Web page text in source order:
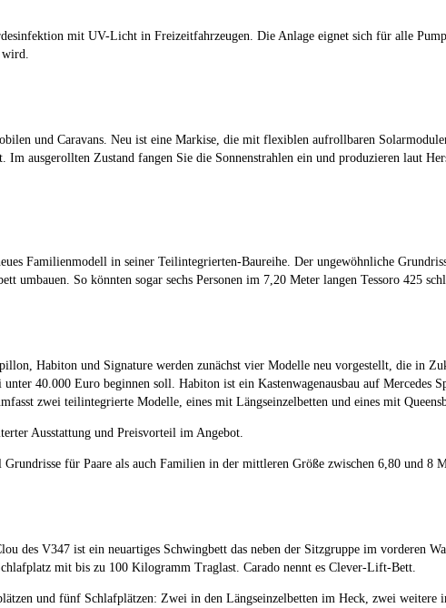
mit UV-Licht in Freizeitfahrzeugen. Die Anlage eignet sich für alle
und Caravans. Neu ist eine Markise, die mit flexiblen aufrollbaren
ausgerollten Zustand fangen Sie die Sonnenstrahlen ein und produzieren laut
Familienmodell in seiner Teilintegrierten-Baureihe. Der ungewöhnliche
So könnten sogar sechs Personen im 7,20 Meter langen Tessoro 425
Habiton und Signature werden zunächst vier Modelle neu vorgestellt, die in
40.000 Euro beginnen soll. Habiton ist ein Kastenwagenausbau auf Mercedes
zwei teilintegrierte Modelle, eines mit Längseinzelbetten und eines mit
Ausstattung und Preisvorteil im Angebot.
für Paare als auch Familien in der mittleren Größe zwischen 6,80 und 8
des V347 ist ein neuartiges Schwingbett das neben der Sitzgruppe im vorderen
mit bis zu 100 Kilogramm Traglast. Carado nennt es Clever-Lift-Bett.
und fünf Schlafplätzen: Zwei in den Längseinzelbetten im Heck, zwei weitere